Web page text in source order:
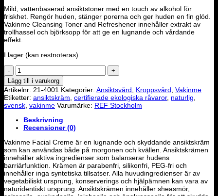
priset
var:
229.00 kr.
priset
är:
172.00 kr.
Mild, vattenbaserad ansiktstoner med en touch av alkohol för
friskhet. Rengör huden, stänger porerna och ger huden en fin glöd.
Vakinme Cleansing Toner and Refreshener innehåller extrakt av
trollhassel och björksopp för att ge en lugnande och vårdande
effekt.
I lager (kan restnoteras)
Facial
Cream
Cotton
60ml
mängd
Lägg till i varukorg
Artikelnr: 21-4001 Kategorier: Ansiktsvård Kroppsvård Vakinme
Etiketter: ansiktskräm certifierade ekologiska råvaror, naturlig
svensk vakinme Varumärke: REF Stockholm
Beskrivning
Recensioner (0)
Vakinme Facial Creme är en lugnande och skyddande ansiktskräm
som kan användas både på morgonen och kvällen. Ansiktskrämen
innehåller aktiva ingredienser som balanserar hudens
barriärfunktion. Krämen är parabenfri, silikonfri, PEG-fri och
innehåller inga syntetiska tillsatser. Alla huvudingredienser är av
vegetabiliskt ursprung, konserverings och hjälpämnen kan vara av
naturidentiskt ursprung. Ansiktskrämen innehåller sheasmör,